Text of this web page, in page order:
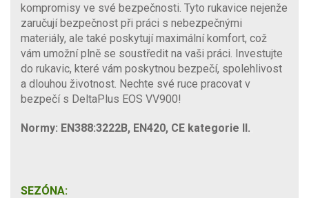
kompromisy ve své bezpečnosti. Tyto rukavice nejenže
zaručují bezpečnost při práci s nebezpečnými
materiály, ale také poskytují maximální komfort, což
vám umožní plně se soustředit na vaši práci. Investujte
do rukavic, které vám poskytnou bezpečí, spolehlivost
a dlouhou životnost. Nechte své ruce pracovat v
bezpečí s DeltaPlus EOS VV900!
Normy: EN388:3222B, EN420, CE kategorie II.
SEZÓNA: